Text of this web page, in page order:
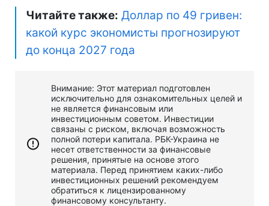
Читайте также: Доллар по 49 гривен:
какой курс экономисты прогнозируют
до конца 2027 года
Внимание: Этот материал подготовлен
исключительно для ознакомительных целей и
не является финансовым или
инвестиционным советом. Инвестиции
связаны с риском, включая возможность
полной потери капитала. РБК-Украина не
несет ответственности за финансовые
решения, принятые на основе этого
материала. Перед принятием каких-либо
инвестиционных решений рекомендуем
обратиться к лицензированному
финансовому консультанту.